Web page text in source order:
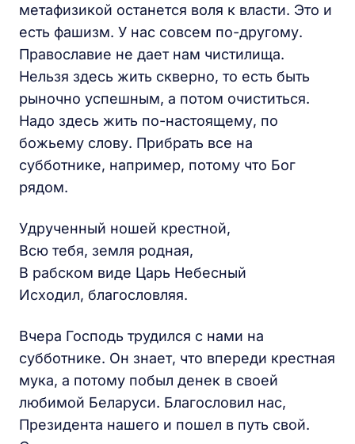
метафизикой останется воля к власти. Это и
есть фашизм. У нас совсем по-другому.
Православие не дает нам чистилища.
Нельзя здесь жить скверно, то есть быть
рыночно успешным, а потом очиститься.
Надо здесь жить по-настоящему, по
божьему слову. Прибрать все на
субботнике, например, потому что Бог
рядом.
Удрученный ношей крестной,
Всю тебя, земля родная,
В рабском виде Царь Небесный
Исходил, благословляя.
Вчера Господь трудился с нами на
субботнике. Он знает, что впереди крестная
мука, а потому побыл денек в своей
любимой Беларуси. Благословил нас,
Президента нашего и пошел в путь свой.